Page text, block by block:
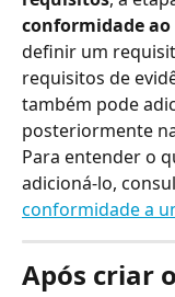
conformidade ao
definir um
requisitos de
também pode
posteriormente
Para entender o
adicioná-lo,
conformidade a
Após criar